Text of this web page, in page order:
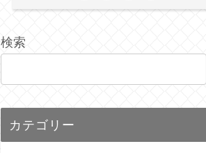
検索
カテゴリー